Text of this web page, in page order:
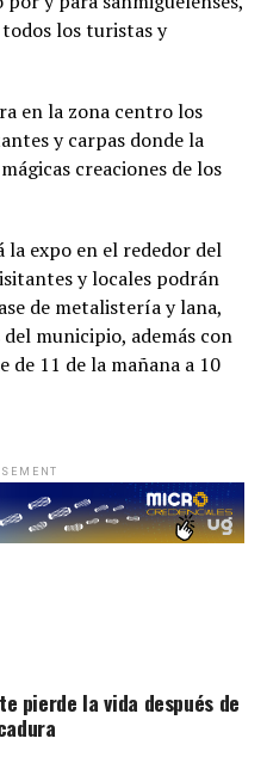
los turistas y
en la zona centro los
y carpas donde la
creaciones de los
la expo en el rededor del
y locales podrán
de metalistería y lana,
municipio, además con
de 11 de la mañana a 10
pierde la vida después de